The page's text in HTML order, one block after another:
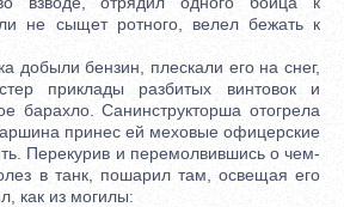
не сыщет ротного, велел бежать к
добыли бензин, плескали его на снег,
приклады разбитых винтовок и
барахло. Санинструкторша отогрела
принес ей меховые офицерские
Перекурив и перемолвившись о чем-
в танк, пошарил там, освещая его
как из могилы: